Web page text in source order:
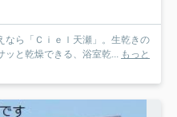
なら「Ｃｉｅｌ天瀬」。生乾きの
と乾燥できる、浴室乾...
もっと